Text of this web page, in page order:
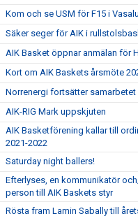
Kom och se USM för F15 i
Säker seger för AIK i
AIK Basket öppnar anmälan för
Kort om AIK Baskets årsmöte
Norrenergi fortsätter samarbetet
AIK-RIG Mark uppskjuten
AIK Basketförening kallar till
2021-2022
Saturday night ballers!
Efterlyses, en kommunikatör
person till AIK Baskets styr
Rösta fram Lamin Sabally till